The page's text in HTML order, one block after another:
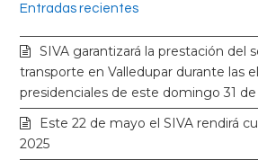
i
t
t
c
e
b
s
t
a
Entradas recientes
SIVA garantizará la prestación del
transporte en Valledupar durante las
presidenciales de este domingo 31
Este 22 de mayo el SIVA rendirá
2025